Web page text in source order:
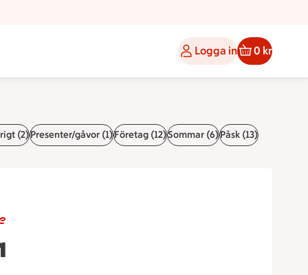
Logga in 0 kr
(2)Presenter/gåvor (1)Företag (12)Sommar (6)Påsk (13)